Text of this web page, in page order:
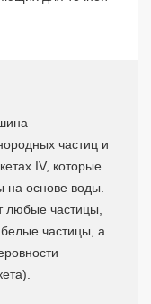
частиц и
IV, которые
на основе воды.
любые частицы,
частицы, а